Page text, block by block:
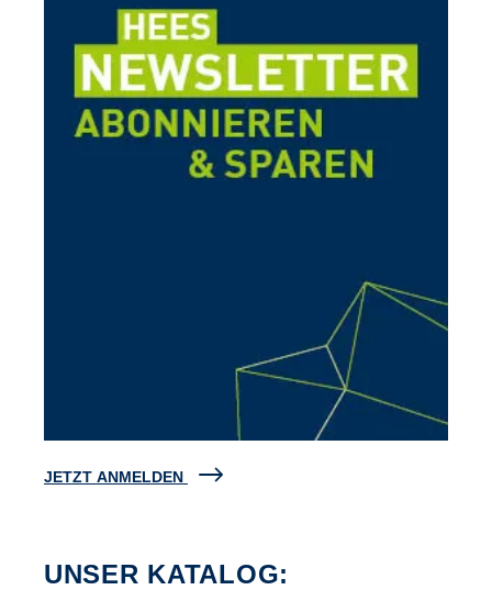
JETZT ANMELDEN
UNSER KATALOG: